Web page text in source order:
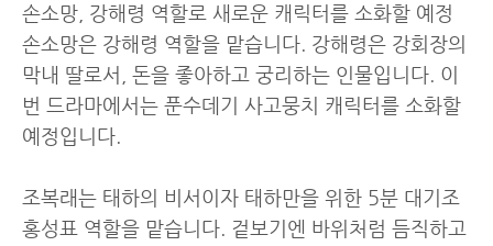
손소망, 강해령 역할로 새로운 캐릭터를 소화할 예정
손소망은 강해령 역할을 맡습니다. 강해령은 강회장의
막내 딸로서, 돈을 좋아하고 궁리하는 인물입니다. 이
번 드라마에서는 푼수데기 사고뭉치 캐릭터를 소화할
예정입니다.
조복래는 태하의 비서이자 태하만을 위한 5분 대기조
홍성표 역할을 맡습니다. 겉보기엔 바위처럼 듬직하고